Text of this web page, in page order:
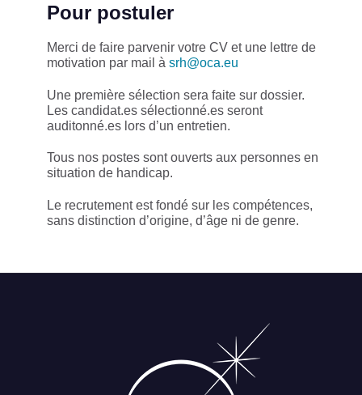
Pour postuler
Merci de faire parvenir votre CV et une lettre de
motivation par mail à srh@oca.eu
Une première sélection sera faite sur dossier.
Les candidat.es sélectionné.es seront
auditonné.es lors d’un entretien.
Tous nos postes sont ouverts aux personnes en
situation de handicap.
Le recrutement est fondé sur les compétences,
sans distinction d’origine, d’âge ni de genre.